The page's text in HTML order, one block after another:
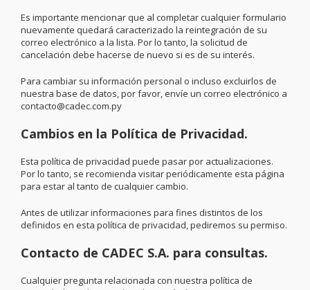
Es importante mencionar que al completar cualquier formulario
nuevamente quedará caracterizado la reintegración de su
correo electrónico a la lista. Por lo tanto, la solicitud de
cancelación debe hacerse de nuevo si es de su interés.
Para cambiar su información personal o incluso excluirlos de
nuestra base de datos, por favor, envíe un correo electrónico a
contacto@cadec.com.py
Cambios en la Política de Privacidad.
Esta política de privacidad puede pasar por actualizaciones.
Por lo tanto, se recomienda visitar periódicamente esta página
para estar al tanto de cualquier cambio.
Antes de utilizar informaciones para fines distintos de los
definidos en esta política de privacidad, pediremos su permiso.
Contacto de CADEC S.A. para consultas.
Cualquier pregunta relacionada con nuestra política de